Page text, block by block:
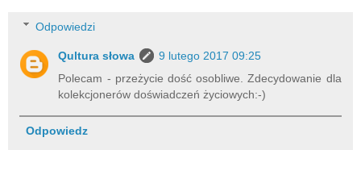
Odpowiedzi
Qultura słowa
9 lutego 2017 09:25
Polecam - przeżycie dość osobliwe. Zdecydowanie dla
kolekcjonerów doświadczeń życiowych:-)
Odpowiedz